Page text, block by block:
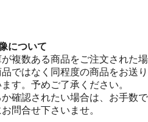
について
複数ある商品をご注文された場
ではなく同程度の商品をお送り
す。予めご了承ください。
確認されたい場合は、お手数で
問合せ下さいませ。